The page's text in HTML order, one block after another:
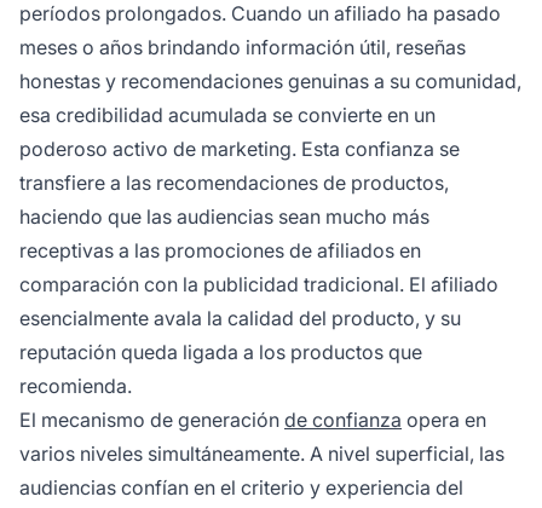
períodos prolongados. Cuando un afiliado ha pasado
meses o años brindando información útil, reseñas
honestas y recomendaciones genuinas a su comunidad,
esa credibilidad acumulada se convierte en un
poderoso activo de marketing. Esta confianza se
transfiere a las recomendaciones de productos,
haciendo que las audiencias sean mucho más
receptivas a las promociones de afiliados en
comparación con la publicidad tradicional. El afiliado
esencialmente avala la calidad del producto, y su
reputación queda ligada a los productos que
recomienda.
El mecanismo de generación de confianza opera en
varios niveles simultáneamente. A nivel superficial, las
audiencias confían en el criterio y experiencia del